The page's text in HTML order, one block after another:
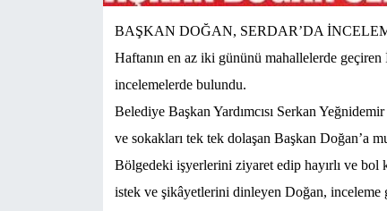
BAŞKAN DOĞAN, SERDAR’DA
Haftanın en az iki gününü mahallelerde
incelemelerde bulundu.
Belediye Başkan Yardımcısı Serkan
ve sokakları tek tek dolaşan Başkan Doğan’a
Bölgedeki işyerlerini ziyaret edip hayırlı ve bol
istek ve şikâyetlerini dinleyen Doğan, inceleme